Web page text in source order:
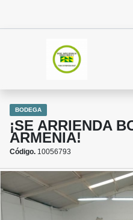
BODEGA
¡SE ARRIENDA
ARMENIA!
Código. 10056793